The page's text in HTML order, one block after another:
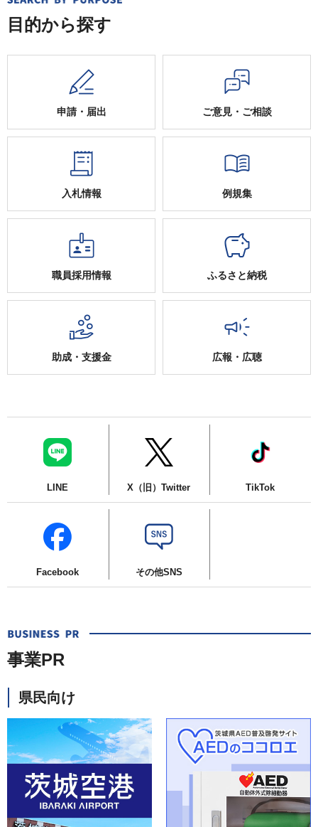
目的から探す
申請・届出 ご意見・ご相談
入札情報 例規集
職員採用情報 ふるさと納税
助成・支援金 広報・広聴
LINE X（旧）Twitter TikTok
Facebook その他SNS
事業PR
県民向け